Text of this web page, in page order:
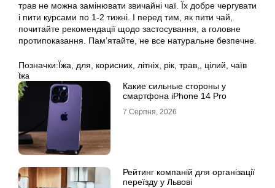
трав не можна замінювати звичайні чаї. Їх добре чергувати
і пити курсами по 1-2 тижні. І перед тим, як пити чай,
почитайте рекомендації щодо застосування, а головне
протипоказання. Пам’ятайте, не все натуральне безпечне.
Позначки:Їжа, для, корисних, літніх, рік, трав,, цілий, чаїв
Їжа
Какие сильные стороны у
смартфона iPhone 14 Pro
7 Серпня, 2026
Рейтинг компаній для організації
переїзду у Львові